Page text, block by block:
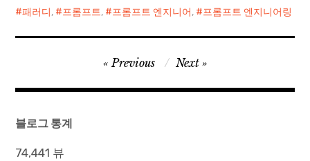
패러디, 프롬프트, 프롬프트 엔지니어, 프롬프트 엔지니어링
탐
Previous Next
블로그 통계
74,441 뷰